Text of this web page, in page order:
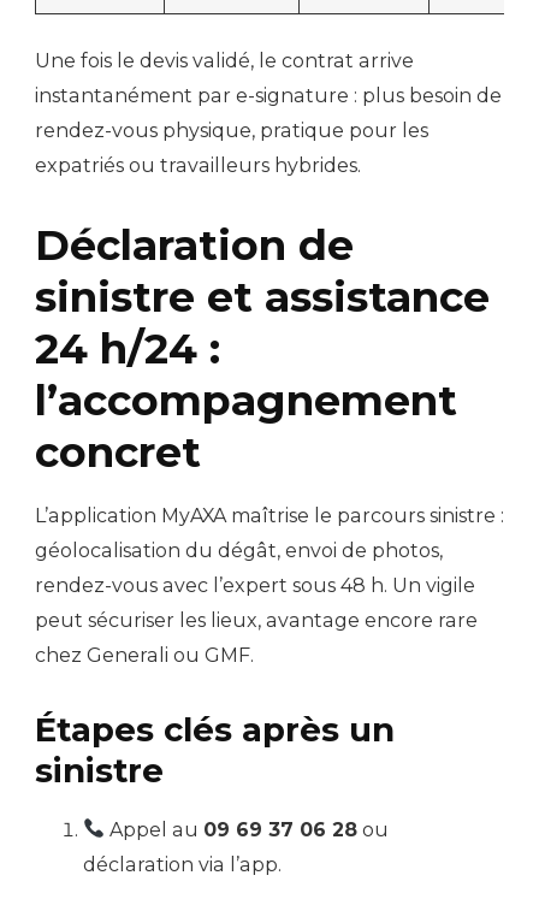
Une fois le devis validé, le contrat arrive
instantanément par e-signature : plus besoin de
rendez-vous physique, pratique pour les
expatriés ou travailleurs hybrides.
Déclaration de
sinistre et assistance
24 h/24 :
l’accompagnement
concret
L’application MyAXA maîtrise le parcours sinistre :
géolocalisation du dégât, envoi de photos,
rendez-vous avec l’expert sous 48 h. Un vigile
peut sécuriser les lieux, avantage encore rare
chez Generali ou GMF.
Étapes clés après un
sinistre
Appel au 09 69 37 06 28 ou
déclaration via l’app.